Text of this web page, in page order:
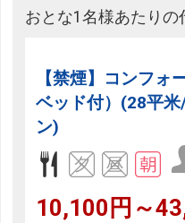
おとな1名様あたりの
【禁煙】コンフォ
ベッド付）(28平
ン)
10,100円～